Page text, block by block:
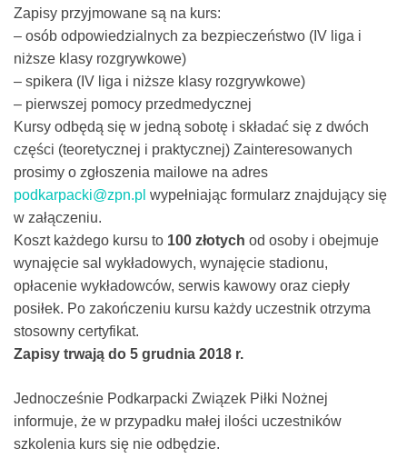
Zapisy przyjmowane są na kurs:
– osób odpowiedzialnych za bezpieczeństwo (IV liga i
niższe klasy rozgrywkowe)
– spikera (IV liga i niższe klasy rozgrywkowe)
– pierwszej pomocy przedmedycznej
Kursy odbędą się w jedną sobotę i składać się z dwóch
części (teoretycznej i praktycznej) Zainteresowanych
prosimy o zgłoszenia mailowe na adres
podkarpacki@zpn.pl wypełniając formularz znajdujący się
w załączeniu.
Koszt każdego kursu to 100 złotych od osoby i obejmuje
wynajęcie sal wykładowych, wynajęcie stadionu,
opłacenie wykładowców, serwis kawowy oraz ciepły
posiłek. Po zakończeniu kursu każdy uczestnik otrzyma
stosowny certyfikat.
Zapisy trwają do 5 grudnia 2018 r.
Jednocześnie Podkarpacki Związek Piłki Nożnej
informuje, że w przypadku małej ilości uczestników
szkolenia kurs się nie odbędzie.